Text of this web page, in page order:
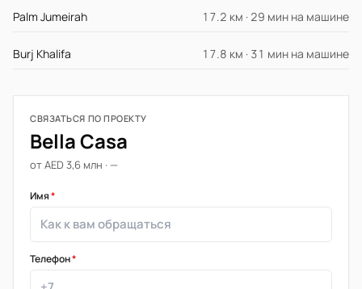
Palm Jumeirah 17.2 км · 29 мин на машине
Burj Khalifa 17.8 км · 31 мин на машине
СВЯЗАТЬСЯ ПО ПРОЕКТУ
Bella Casa
от AED 3,6 млн · —
Имя*
Телефон*